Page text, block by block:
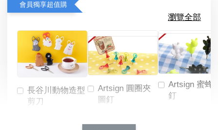
會員獨享超值購
瀏覽全部
長谷川動物造型
剪刀
Artsign 圓圈夾
圖釘
Artsign 蜜蜂
釘